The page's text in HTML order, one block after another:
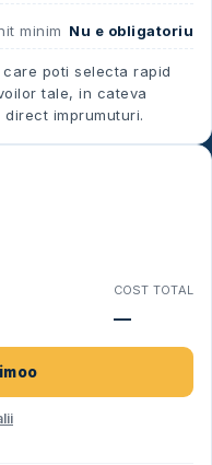
minim Nu e obligatoriu
poti selecta rapid
tale, in cateva
imprumuturi.
COST TOTAL
—